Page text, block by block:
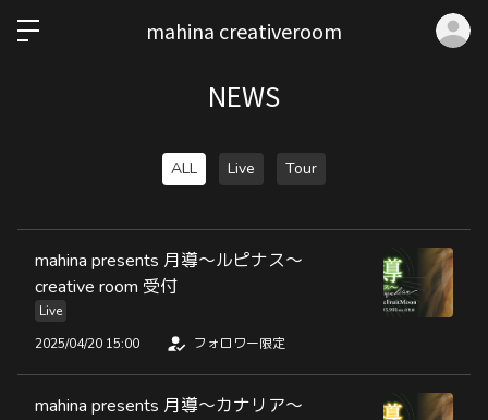
mahina creativeroom
NEWS
ALL Live Tour
mahina presents 月導〜ルピナス〜
creative room 受付
Live
2025/04/20 15:00
フォロワー限定
mahina presents 月導〜カナリア〜